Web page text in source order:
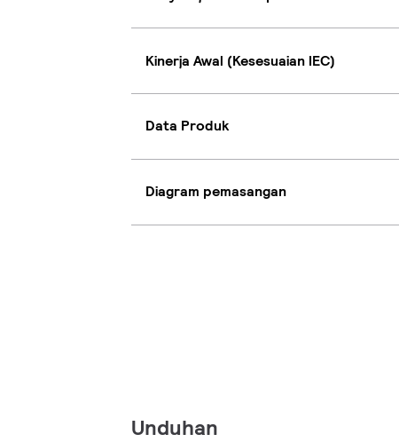
Kinerja Awal (Kesesuaian IEC)
Data Produk
Diagram pemasangan
Unduhan